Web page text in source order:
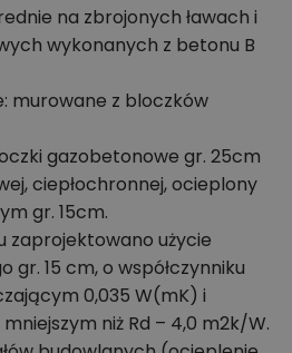
cegła klinkierowa.
tego niewielkiego,
że z łatwością wpisze
informacji o tym
zmiany,
modyfikacji,
o zbliżonym układzie lub
na zbrojonych ławach i
wykonanych z betonu B
murowane z bloczków
gazobetonowe gr. 25cm
ciepłochronnej, ocieplony
gr. 15cm.
zaprojektowano użycie
15 cm, o współczynniku
0,035 W(mK) i
niż Rd – 4,0 m2k/W.